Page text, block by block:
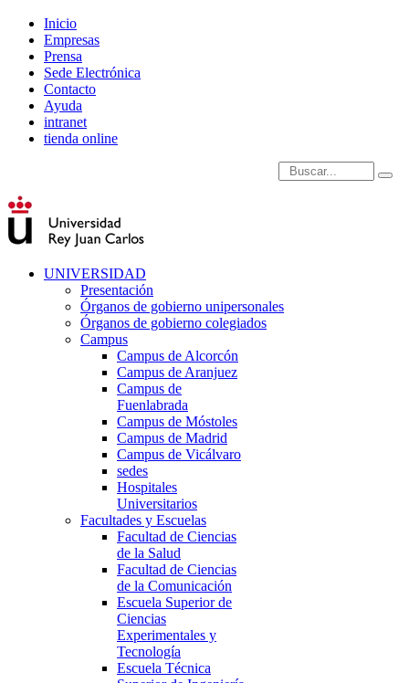
Inicio
Empresas
Prensa
Sede Electrónica
Contacto
Ayuda
intranet
tienda online
Introduce términos de
UNIVERSIDAD
Presentación
Órganos de gobierno unipersonales
Órganos de gobierno colegiados
Campus
Campus de Alcorcón
Campus de Aranjuez
Campus de
Fuenlabrada
Campus de Móstoles
Campus de Madrid
Campus de Vicálvaro
sedes
Hospitales
Universitarios
Facultades y Escuelas
Facultad de Ciencias
de la Salud
Facultad de Ciencias
de la Comunicación
Escuela Superior de
Ciencias
Experimentales y
Tecnología
Escuela Técnica